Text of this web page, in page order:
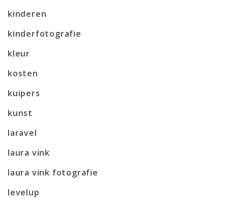
kinderen
kinderfotografie
kleur
kosten
kuipers
kunst
laravel
laura vink
laura vink fotografie
levelup